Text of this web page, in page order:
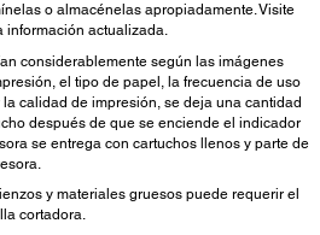
o almacénelas apropiadamente. Visite
información actualizada.
considerablemente según las imágenes
el tipo de papel, la frecuencia de uso
calidad de impresión, se deja una cantidad
después de que se enciende el indicador
se entrega con cartuchos llenos y parte de
y materiales gruesos puede requerir el
cortadora.